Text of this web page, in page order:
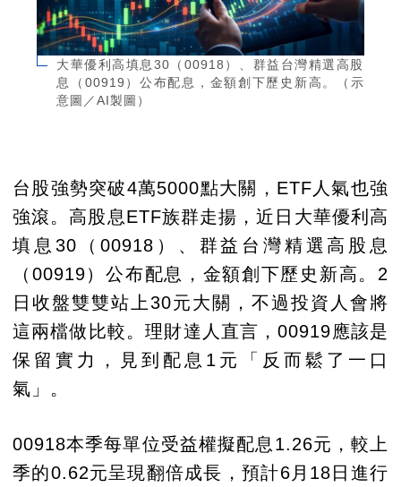
大華優利高填息30（00918）、群益台灣精選高股
息（00919）公布配息，金額創下歷史新高。（示
意圖／AI製圖）
台股強勢突破4萬5000點大關，ETF人氣也強
強滾。高股息ETF族群走揚，近日大華優利高
填息30（00918）、群益台灣精選高股息
（00919）公布配息，金額創下歷史新高。2
日收盤雙雙站上30元大關，不過投資人會將
這兩檔做比較。理財達人直言，00919應該是
保留實力，見到配息1元「反而鬆了一口
氣」。
00918本季每單位受益權擬配息1.26元，較上
季的0.62元呈現翻倍成長，預計6月18日進行